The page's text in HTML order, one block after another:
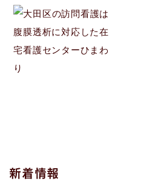
新着情報